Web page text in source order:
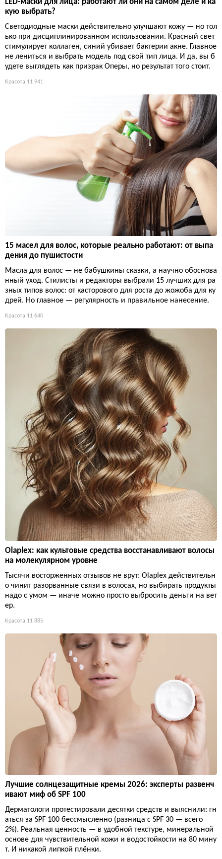
кую выбрать?
Светодиодные маски действительно улучшают кожу — но тол
ько при дисциплинированном использовании. Красный свет
стимулирует коллаген, синий убивает бактерии акне. Главное
не лениться и выбрать модель под свой тип лица. И да, вы б
удете выглядеть как призрак Оперы, но результат того стоит.
Красота 11 941
15 масел для волос, которые реально работают: от выпа
дения до пушистости
Масла для волос — не бабушкины сказки, а научно обоснова
нный уход. Стилисты и редакторы выбрали 15 лучших для ра
зных типов волос: от касторового для роста до жожоба для ку
дрей. Но главное — регулярность и правильное нанесение.
Красота 11 640
Olaplex: как культовые средства восстанавливают волосы
на молекулярном уровне
Тысячи восторженных отзывов не врут: Olaplex действительн
о чинит разорванные связи в волосах, но выбирать продукты
надо с умом — иначе можно просто выбросить деньги на вет
ер.
Красота 11 885
Лучшие солнцезащитные кремы 2026: эксперты развенч
ивают миф об SPF 100
Дерматологи протестировали десятки средств и выяснили: гн
аться за SPF 100 бессмысленно (разница с SPF 30 — всего
2%). Реальная ценность — в удобной текстуре, минеральной
основе для чувствительной кожи и водостойкости на 80 мину
т. И никакой липкой плёнки.